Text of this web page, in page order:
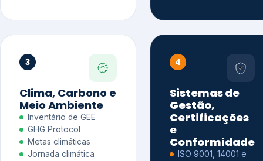
3
Clima, Carbono e
Meio Ambiente
Inventário de GEE
GHG Protocol
Metas climáticas
Jornada climática
4
Sistemas de
Gestão,
Certificações
e
Conformidade
ISO 9001, 14001 e